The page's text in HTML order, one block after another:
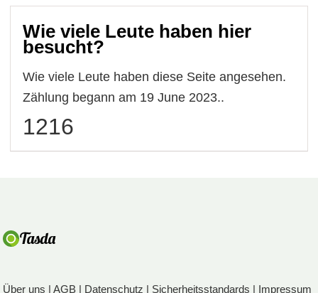
Wie viele Leute haben hier
besucht?
Wie viele Leute haben diese Seite angesehen.
Zählung begann am 19 June 2023..
1216
Über uns |AGB | Datenschutz | Sicherheitsstandards | Impressum